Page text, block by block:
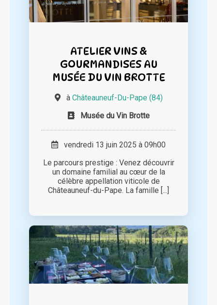
ATELIER VINS &
GOURMANDISES AU
MUSÉE DU VIN BROTTE
à Châteauneuf-Du-Pape (84)
Musée du Vin Brotte
vendredi 13 juin 2025 à 09h00
Le parcours prestige : Venez découvrir
un domaine familial au cœur de la
célèbre appellation viticole de
Châteauneuf-du-Pape. La famille [...]